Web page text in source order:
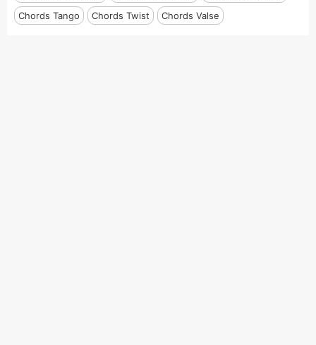
Chords Tango
Chords Twist Chords Valse